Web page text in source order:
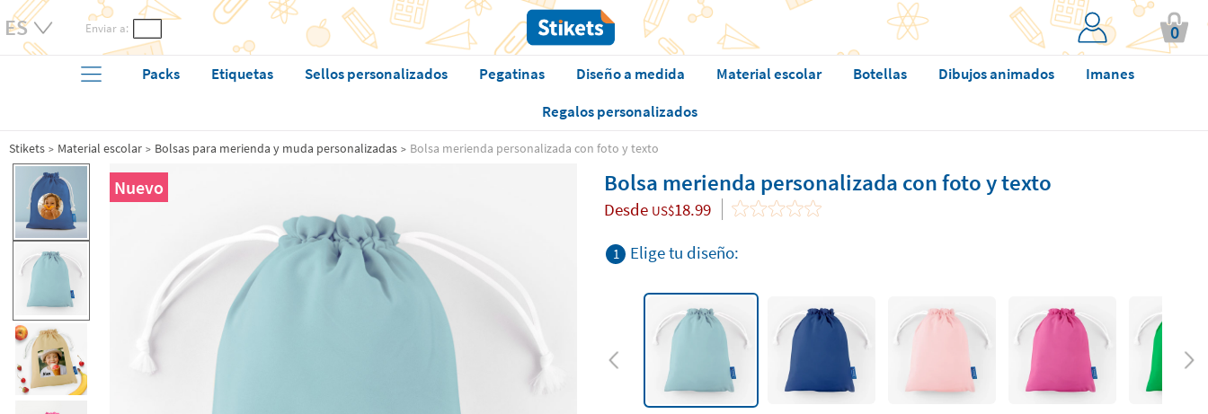
Enviar a: 0
Packs Etiquetas Sellos personalizados Pegatinas Diseño a medida Material escolar Botellas Dibujos animados
Imanes
Regalos personalizados
Stikets Material escolar Bolsas para merienda y muda personalizadas Bolsa merienda personalizada con foto y texto
Nuevo Bolsa merienda personalizada con foto y texto
Desde US$18.99
1 Elige tu diseño: